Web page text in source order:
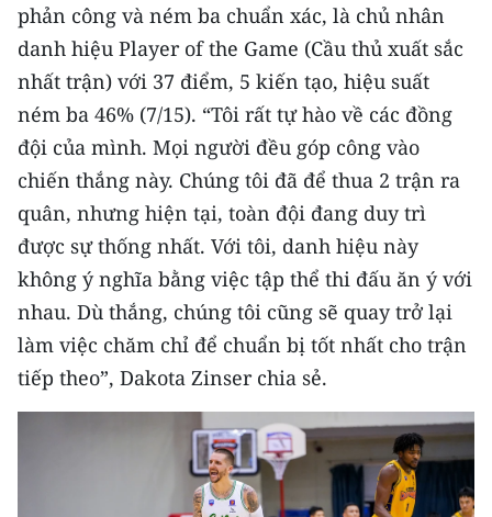
phản công và ném ba chuẩn xác, là chủ nhân
danh hiệu Player of the Game (Cầu thủ xuất sắc
nhất trận) với 37 điểm, 5 kiến tạo, hiệu suất
ném ba 46% (7/15). “Tôi rất tự hào về các đồng
đội của mình. Mọi người đều góp công vào
chiến thắng này. Chúng tôi đã để thua 2 trận ra
quân, nhưng hiện tại, toàn đội đang duy trì
được sự thống nhất. Với tôi, danh hiệu này
không ý nghĩa bằng việc tập thể thi đấu ăn ý với
nhau. Dù thắng, chúng tôi cũng sẽ quay trở lại
làm việc chăm chỉ để chuẩn bị tốt nhất cho trận
tiếp theo”, Dakota Zinser chia sẻ.